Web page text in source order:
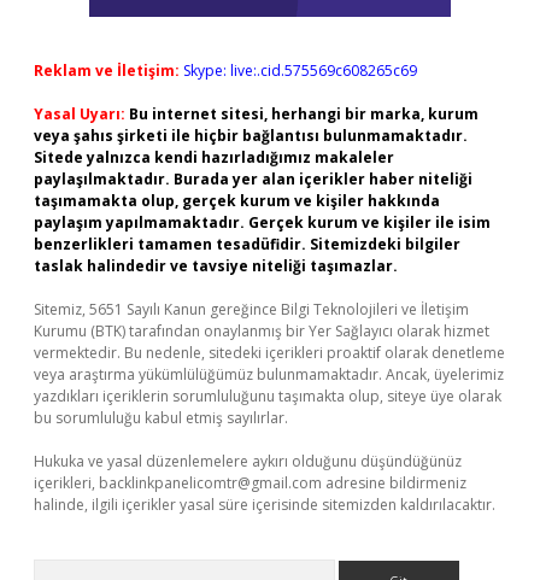
Reklam ve İletişim: Skype: live:.cid.575569c608265c69
Yasal Uyarı: Bu internet sitesi, herhangi bir marka, kurum
veya şahıs şirketi ile hiçbir bağlantısı bulunmamaktadır.
Sitede yalnızca kendi hazırladığımız makaleler
paylaşılmaktadır. Burada yer alan içerikler haber niteliği
taşımamakta olup, gerçek kurum ve kişiler hakkında
paylaşım yapılmamaktadır. Gerçek kurum ve kişiler ile isim
benzerlikleri tamamen tesadüfidir. Sitemizdeki bilgiler
taslak halindedir ve tavsiye niteliği taşımazlar.
Sitemiz, 5651 Sayılı Kanun gereğince Bilgi Teknolojileri ve İletişim
Kurumu (BTK) tarafından onaylanmış bir Yer Sağlayıcı olarak hizmet
vermektedir. Bu nedenle, sitedeki içerikleri proaktif olarak denetleme
veya araştırma yükümlülüğümüz bulunmamaktadır. Ancak, üyelerimiz
yazdıkları içeriklerin sorumluluğunu taşımakta olup, siteye üye olarak
bu sorumluluğu kabul etmiş sayılırlar.
Hukuka ve yasal düzenlemelere aykırı olduğunu düşündüğünüz
içerikleri, backlinkpanelicomtr@gmail.com adresine bildirmeniz
halinde, ilgili içerikler yasal süre içerisinde sitemizden kaldırılacaktır.